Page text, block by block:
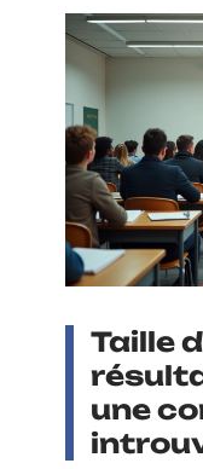
Taille
une